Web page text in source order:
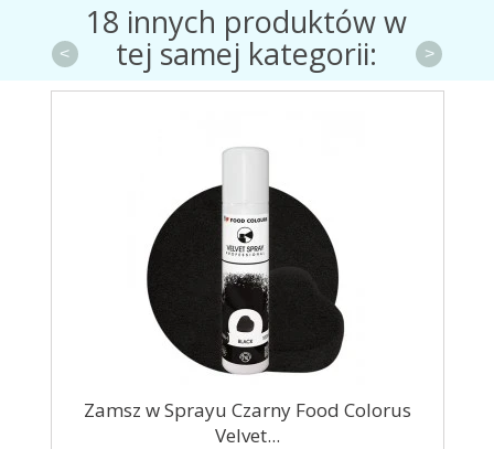
18 innych produktów w
tej samej kategorii:
Zamsz w Sprayu Czarny Food Colorus
Velvet...
< >